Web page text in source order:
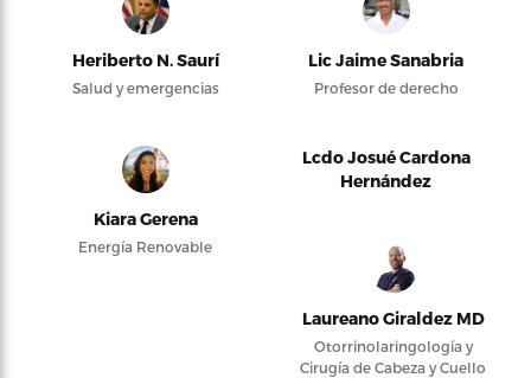
Heriberto N. Saurí
Salud y emergencias
Lic Jaime Sanabria
Profesor de derecho
Kiara Gerena
Energía Renovable
Lcdo Josué Cardona
Hernández
Laureano Giraldez MD
Otorrinolaringología y
Cirugía de Cabeza y Cuello